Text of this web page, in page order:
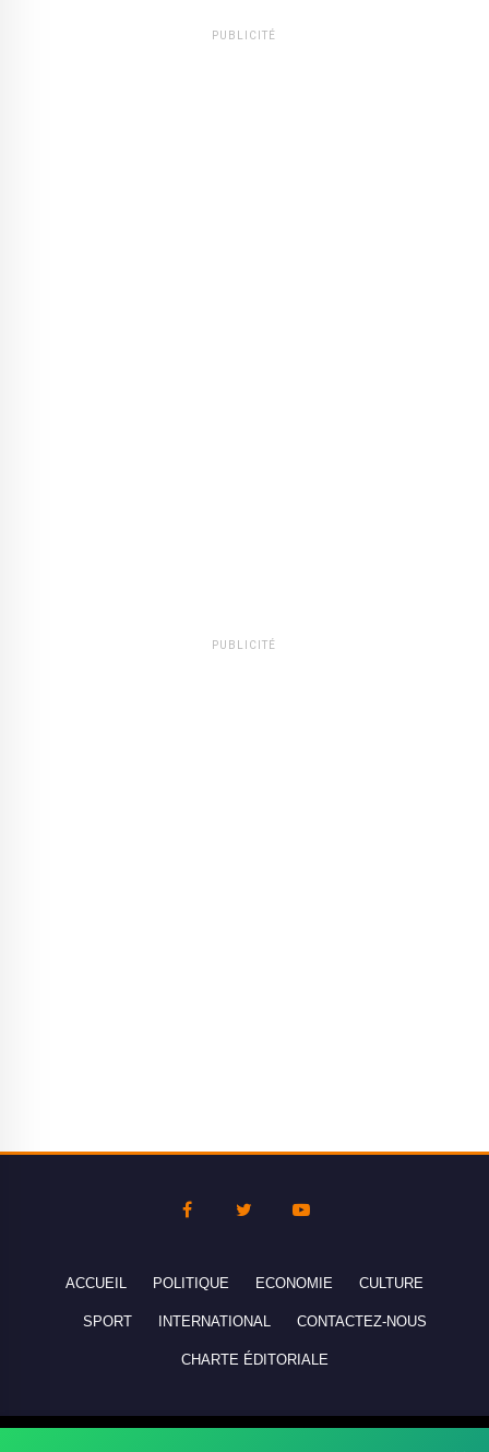
PUBLICITÉ
PUBLICITÉ
ACCUEIL POLITIQUE ECONOMIE CULTURE
SPORT INTERNATIONAL CONTACTEZ-NOUS
CHARTE ÉDITORIALE